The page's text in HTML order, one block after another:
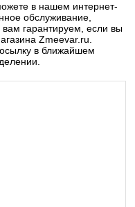
в нашем интернет-
обслуживание,
гарантируем, если вы
Zmeevar.ru.
в ближайшем